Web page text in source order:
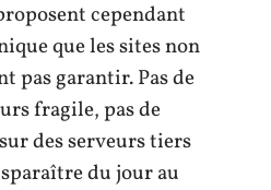
cependant
que les sites non
pas garantir. Pas de
fragile, pas de
des serveurs tiers
du jour au